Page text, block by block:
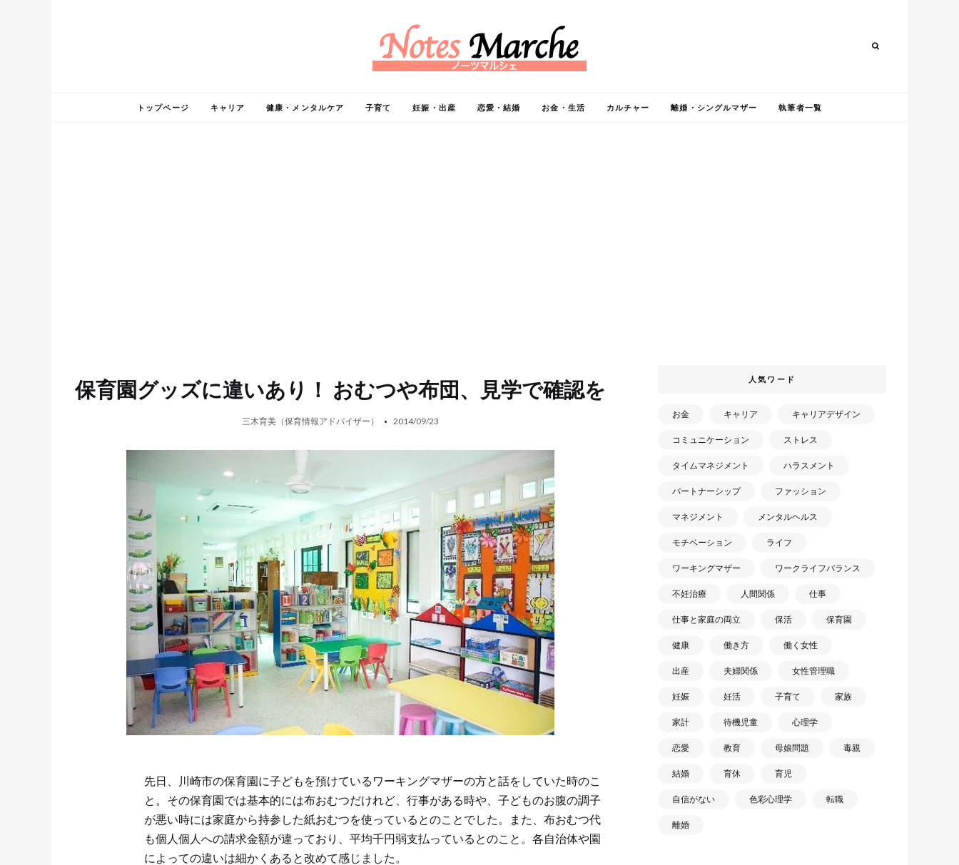
トップページ キャリア 健康・メンタルケア 子育て 妊娠・出産 恋愛・結婚 お金・生活 カルチャー 離婚・シングルマザー 執筆者一覧
保育園グッズに違いあり！ おむつや布団、見学で確認を
三木育美（保育情報アドバイザー） 2014/09/23
先日、川崎市の保育園に子どもを預けているワーキングマザーの方と話をしていた時のこ
と。その保育園では基本的には布おむつだけれど、行事がある時や、子どものお腹の調子
が悪い時には家庭から持参した紙おむつを使っているとのことでした。また、布おむつ代
も個人個人への請求金額が違っており、平均千円弱支払っているとのこと。各自治体や園
によっての違いは細かくあると改めて感じました。
人気ワード
お金 キャリア キャリアデザイン
コミュニケーション ストレス
タイムマネジメント ハラスメント
パートナーシップ ファッション
マネジメント メンタルヘルス
モチベーション ライフ
ワーキングマザー ワークライフバランス
不妊治療 人間関係 仕事
仕事と家庭の両立 保活 保育園
健康 働き方 働く女性
出産 夫婦関係 女性管理職
妊娠 妊活 子育て 家族
家計 待機児童 心理学
恋愛 教育 母娘問題 毒親
結婚 育休 育児
自信がない 色彩心理学 転職
離婚